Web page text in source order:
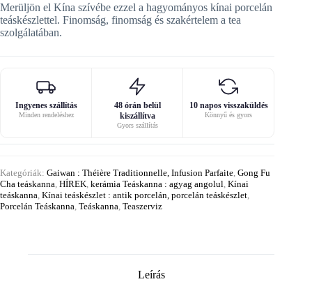
Merüljön el Kína szívébe ezzel a hagyományos kínai porcelán
teáskészlettel. Finomság, finomság és szakértelem a tea
szolgálatában.
Ingyenes szállítás
Minden rendeléshez
48 órán belül
kiszállítva
Gyors szállítás
10 napos visszaküldés
Könnyű és gyors
Kategóriák: Gaiwan : Théière Traditionnelle, Infusion Parfaite Gong Fu
Cha teáskanna HÍREK kerámia Teáskanna : agyag angolul Kínai
teáskanna Kínai teáskészlet : antik porcelán, porcelán teáskészlet
Porcelán Teáskanna Teáskanna Teaszerviz
Leírás